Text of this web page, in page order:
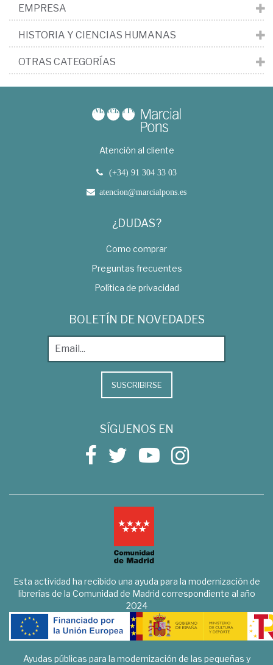
EMPRESA
HISTORIA Y CIENCIAS HUMANAS
OTRAS CATEGORÍAS
Atención al cliente
(+34) 91 304 33 03
atencion@marcialpons.es
¿DUDAS?
Como comprar
Preguntas frecuentes
Política de privacidad
BOLETÍN DE NOVEDADES
SUSCRIBIRSE
SÍGUENOS EN
Esta actividad ha recibido una ayuda para la modernización de
librerías de la Comunidad de Madrid correspondiente al año
2024
Ayudas públicas para la modernización de las pequeñas y